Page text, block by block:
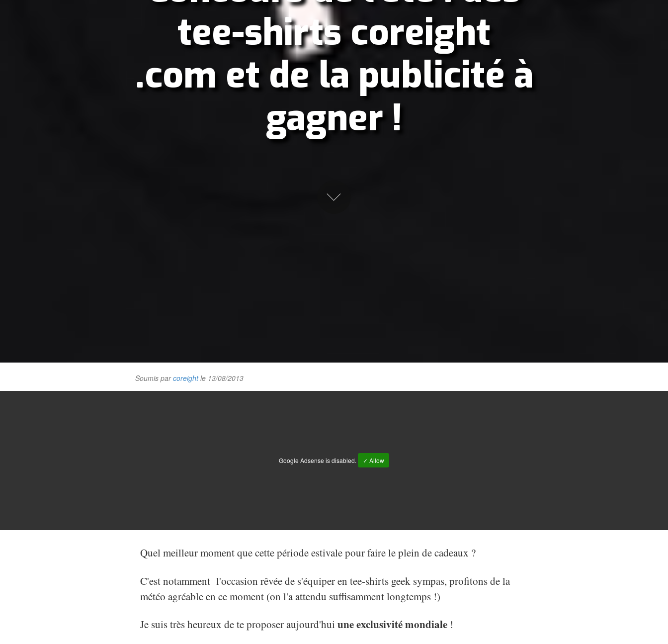
tee-shirts coreight
.com et de la publicité à
gagner !
Soumis parcoreightle 13/08/2013
Google Adsense is disabled. ✓ Allow
Quel meilleur moment que cette période estivale pour faire le plein de cadeaux ?
C'est notamment l'occasion rêvée de s'équiper en tee-shirts geek sympas, profitons de la
météo agréable en ce moment (on l'a attendu suffisamment longtemps !)
Je suis très heureux de te proposer aujourd'hui une exclusivité mondiale !